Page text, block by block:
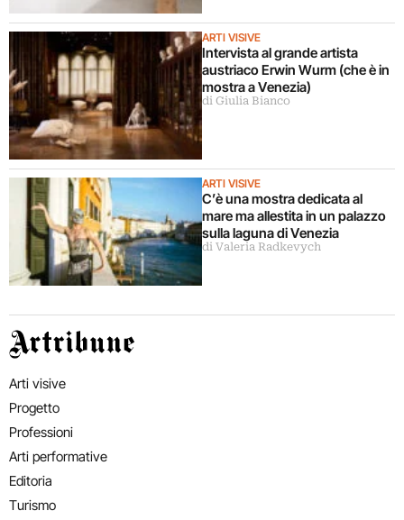
ARTI VISIVE
Intervista al grande artista
austriaco Erwin Wurm (che è in
mostra a Venezia)
di Giulia Bianco
ARTI VISIVE
C’è una mostra dedicata al
mare ma allestita in un palazzo
sulla laguna di Venezia
di Valeria Radkevych
Artribune
Arti visive
Progetto
Professioni
Arti performative
Editoria
Turismo